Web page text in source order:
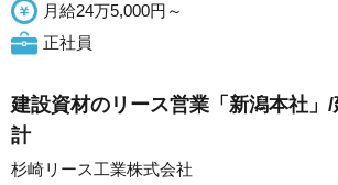
月給24万5,000円～
正社員
建設資材のリース営業「新潟本社」
計
杉崎リース工業株式会社